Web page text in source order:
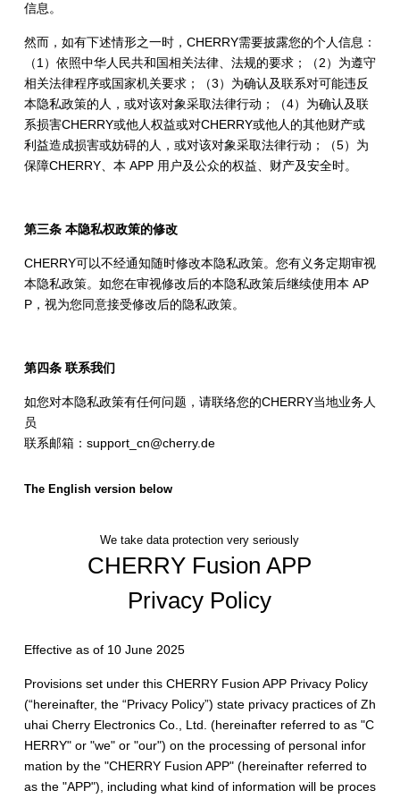
信息。
然而，如有下述情形之一时，CHERRY需要披露您的个人信息：
（1）依照中华人民共和国相关法律、法规的要求；（2）为遵守
相关法律程序或国家机关要求；（3）为确认及联系对可能违反
本隐私政策的人，或对该对象采取法律行动；（4）为确认及联
系损害CHERRY或他人权益或对CHERRY或他人的其他财产或
利益造成损害或妨碍的人，或对该对象采取法律行动；（5）为
保障CHERRY、本 APP 用户及公众的权益、财产及安全时。
第三条 本隐私权政策的修改
CHERRY可以不经通知随时修改本隐私政策。您有义务定期审视
本隐私政策。如您在审视修改后的本隐私政策后继续使用本 AP
P，视为您同意接受修改后的隐私政策。
第四条 联系我们
如您对本隐私政策有任何问题，请联络您的CHERRY当地业务人
员
联系邮箱：support_cn@cherry.de
The English version below
We take data protection very seriously
CHERRY Fusion APP
Privacy Policy
Effective as of 10 June 2025
Provisions set under this CHERRY Fusion APP Privacy Policy
(“hereinafter, the “Privacy Policy”) state privacy practices of Zh
uhai Cherry Electronics Co., Ltd. (hereinafter referred to as "C
HERRY" or "we" or "our") on the processing of personal infor
mation by the "CHERRY Fusion APP" (hereinafter referred to
as the "APP"), including what kind of information will be proces